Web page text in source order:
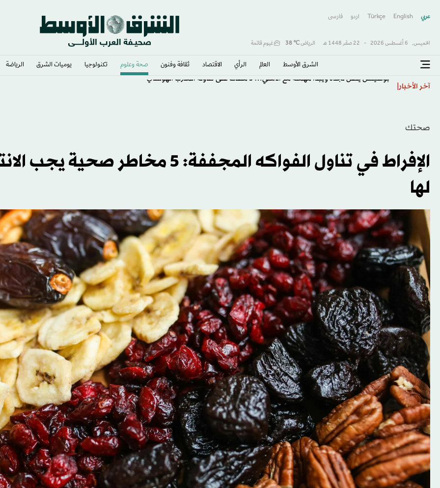
عربي English
Türkçe اردو فارسى
الخميس, 6 أغسطس 2026 - 22 صفَر 1448 هـ الرياض℃
38 غيوم قاتمة
الشرق الأوسط​ العالم الرأي الاقتصاد ثقافة وفنون صحة وعلوم تكنولوجيا يوميات الشرق​ الرياضة
آخر الأخبار بوسيتش يصل لجدة ويبدأ مهمته مع الأهلي… 5 ملفات على طاولة المدرب الهولندي
صحتك
الإفراط في تناول الفواكه المجففة: 5 مخاطر صحية يجب
لها